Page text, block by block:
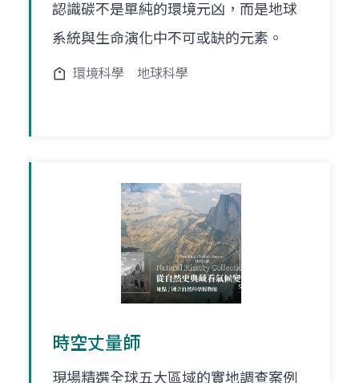
認識碳不是單純的環境元凶，而是地球
系統與生命演化中不可或缺的元素。
環境科學 地球科學
時空丈量師
現場精選全球五大區域的實地調查案例